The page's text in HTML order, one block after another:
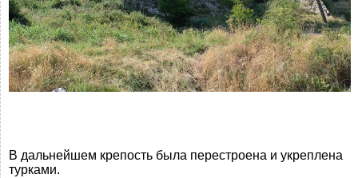
В дальнейшем крепость была перестроена и укреплена
турками.